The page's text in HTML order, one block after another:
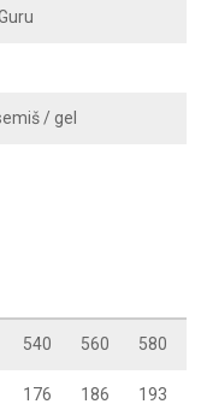
/ gel
540 560 580
176 186 193